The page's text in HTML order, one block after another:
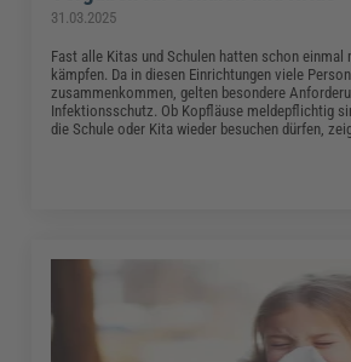
31.03.2025
Fast alle Kitas und Schulen hatten schon einmal
kämpfen. Da in diesen Einrichtungen viele
zusammenkommen, gelten besondere
Infektionsschutz. Ob Kopfläuse meldepflichtig
die Schule oder Kita wieder besuchen dürfen,